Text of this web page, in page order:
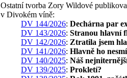
Ostatní tvorba Zory Wildové
v Divokém víně:
DV 144/2026: Dechárna par
DV 143/2026: Stranou hlavní
DV 142/2026: Ztratila jsem
DV 141/2026: Hlavně ho
DV 140/2025: Náš
DV 139/2025: Prokletí?